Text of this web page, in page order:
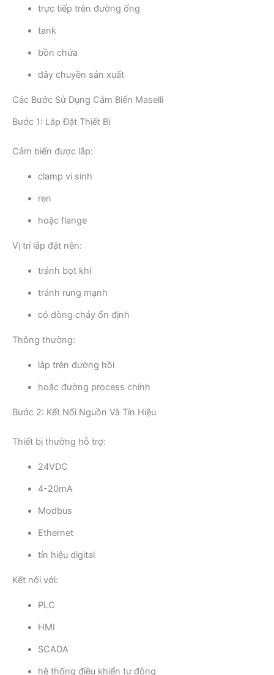
trực tiếp trên đường ống
tank
bồn chứa
dây chuyền sản xuất
Các Bước Sử Dụng Cảm Biến Maselli
Bước 1: Lắp Đặt Thiết Bị
Cảm biến được lắp:
clamp vi sinh
ren
hoặc flange
Vị trí lắp đặt nên:
tránh bọt khí
tránh rung mạnh
có dòng chảy ổn định
Thông thường:
lắp trên đường hồi
hoặc đường process chính
Bước 2: Kết Nối Nguồn Và Tín Hiệu
Thiết bị thường hỗ trợ:
24VDC
4-20mA
Modbus
Ethernet
tín hiệu digital
Kết nối với:
PLC
HMI
SCADA
hệ thống điều khiển tự động